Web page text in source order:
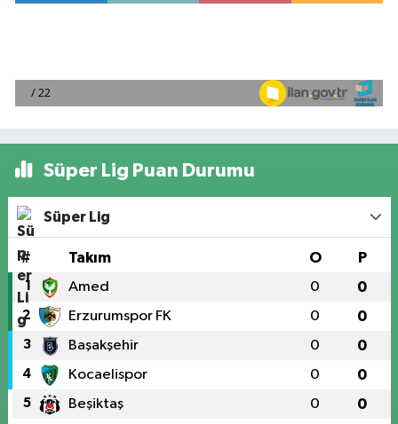
Süper Lig Puan Durumu
Süper Lig
# Takım O P
1 Amed 0 0
2 Erzurumspor FK 0 0
3 Başakşehir 0 0
4 Kocaelispor 0 0
5 Beşiktaş 0 0